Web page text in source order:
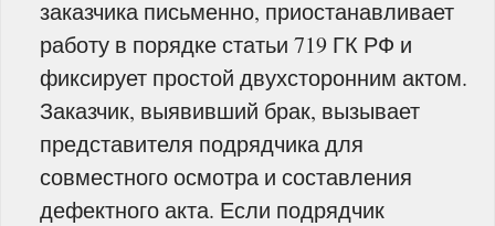
заказчика письменно, приостанавливает
работу в порядке статьи 719 ГК РФ и
фиксирует простой двухсторонним актом.
Заказчик, выявивший брак, вызывает
представителя подрядчика для
совместного осмотра и составления
дефектного акта. Если подрядчик